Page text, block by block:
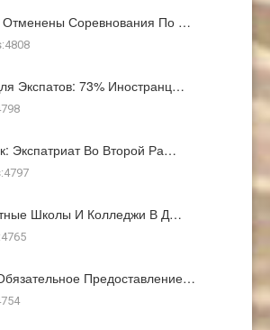
Соревнования По …
Экспатов: 73% Иностранц…
Экспатриат Во Второй Ра…
Школы И Колледжи В Д…
Предоставление…